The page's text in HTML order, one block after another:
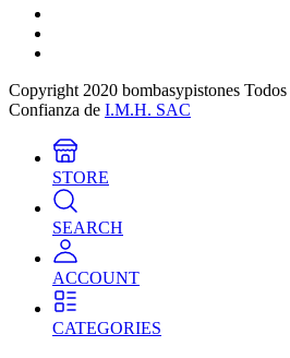
Copyright 2020 bombasypistones Todos
Confianza de I.M.H. SAC
STORE
SEARCH
ACCOUNT
CATEGORIES